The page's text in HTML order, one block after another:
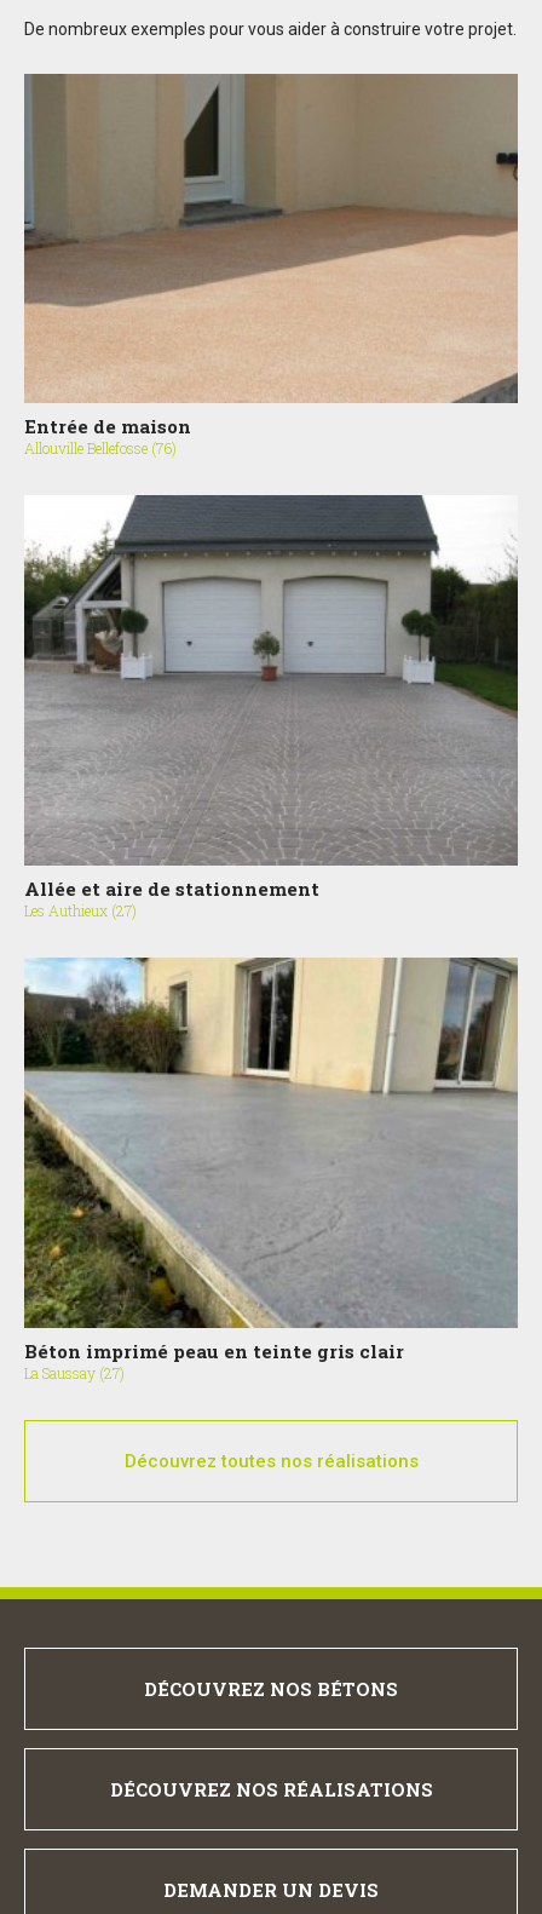
De nombreux exemples pour vous aider à construire votre projet.
Entrée de maison
Allouville Bellefosse (76)
Allée et aire de stationnement
Les Authieux (27)
Béton imprimé peau en teinte gris clair
La Saussay (27)
Découvrez toutes nos réalisations
DÉCOUVREZ NOS BÉTONS
DÉCOUVREZ NOS RÉALISATIONS
DEMANDER UN DEVIS